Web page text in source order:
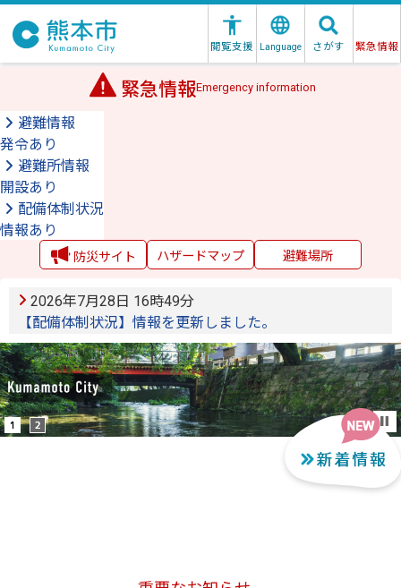
閲覧支援 Language さがす 緊急情報
緊急情報Emergency information
避難情報
発令あり
避難所情報
開設あり
配備体制状況
情報あり
防災サイト ハザードマップ 避難場所
2026年7月28日 16時49分
【配備体制状況】情報を更新しました。